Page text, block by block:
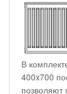
В
400x700
позволяют